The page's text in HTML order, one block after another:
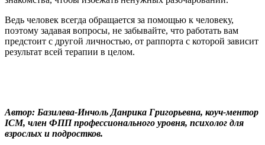
Ведь человек всегда обращается за помощью к человеку,
поэтому задавая вопросы, не забывайте, что работать вам
предстоит с другой личностью, от раппорта с которой зависит
результат всей терапии в целом.
Автор: Базилева-Инчоль Данрика Григорьевна, коуч-ментор
ICM, член ФПП профессионального уровня, психолог для
взрослых и подростков.